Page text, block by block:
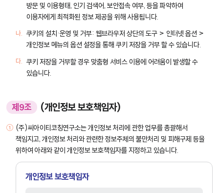
방문 및 이용형태, 인기 검색어, 보안접속 여부, 등을 파악하여
이용자에게 최적화된 정보 제공을 위해 사용됩니다.
쿠키의 설치·운영 및 거부: 웹브라우저 상단의 도구 > 인터넷 옵션 >
개인정보 메뉴의 옵션 설정을 통해 쿠키 저장을 거부 할 수 있습니다.
쿠키 저장을 거부할 경우 맞춤형 서비스 이용에 어려움이 발생할 수
있습니다.
제9조 (개인정보 보호책임자)
(주)씨아이티코칭연구소는 개인정보 처리에 관한 업무를 총괄해서
책임지고, 개인정보 처리와 관련한 정보주체의 불만처리 및 피해구제 등을
위하여 아래와 같이 개인정보 보호책임자를 지정하고 있습니다.
개인정보 보호책임자